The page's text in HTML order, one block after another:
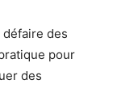
défaire des
pour
des